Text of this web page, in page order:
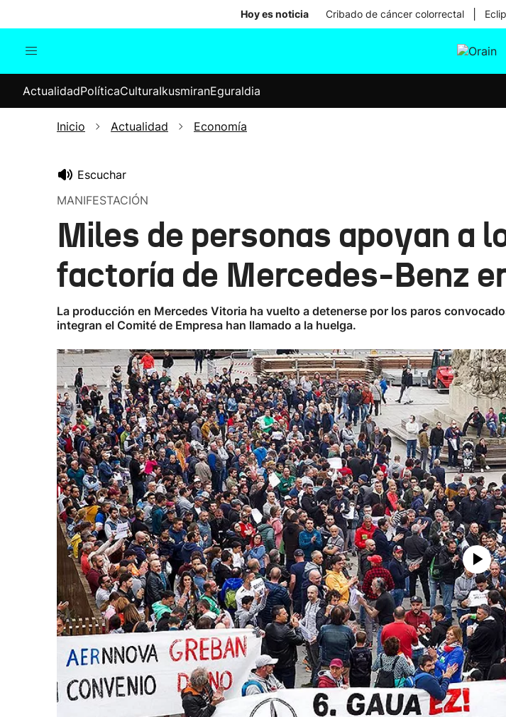
Hoy es noticia Cribado de cáncer colorrectal
Internacional
Elecciones
ActualidadPolíticaCulturaIkusmiranEguraldia
Inicio Actualidad Economía
Escuchar
MANIFESTACIÓN
Miles de personas apoyan a
factoría de Mercedes-Benz
La producción en Mercedes Vitoria ha vuelto a detenerse por los paros
integran el Comité de Empresa han llamado a la huelga.